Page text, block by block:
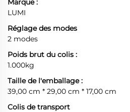
Marque :
LUMI
Réglage des modes
2 modes
Poids brut du colis :
1.000kg
Taille de l'emballage :
39,00 cm * 29,00 cm * 17,00 cm
Colis de transport